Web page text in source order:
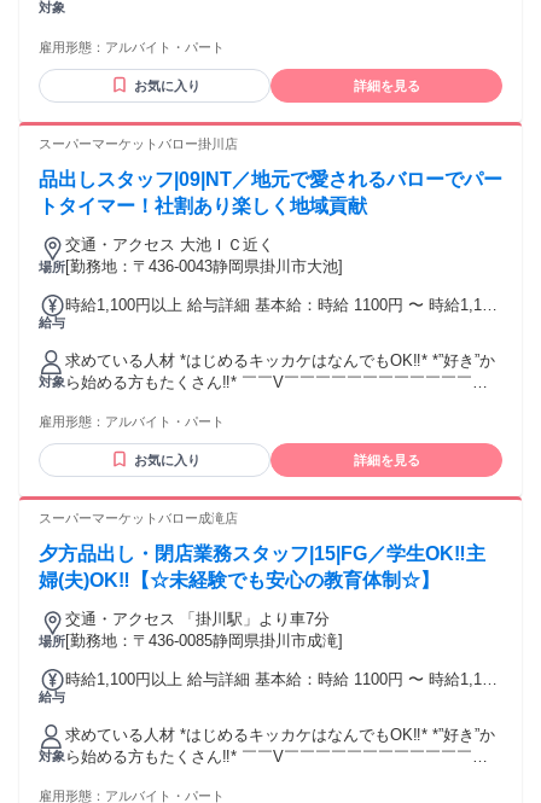
対象
雇用形態： アルバイト・パート
お気に入り 詳細を見る
スーパーマーケットバロー掛川店
品出しスタッフ|09|NT／地元で愛されるバローでパー
トタイマー！社割あり楽しく地域貢献
場所
交通・アクセス 大池ＩＣ近く
[勤務地：〒436-0043静岡県掛川市大池]
給与
時給1,100円以上 給与詳細 基本給：時給 1100円 〜 時給1,100
対象
求めている人材 *はじめるキッカケはなんでもOK‼* *”好き”か
ら始める方もたくさん‼* ￣￣V￣￣￣￣￣￣￣￣￣￣￣￣￣
用実施 ◎ブランクOK／経験年数不問 ◎子育て中の主婦
（夫）活躍中 好きなことを仕事にすることで 仕事のモチベー
ションも向上⇈ 気になった方は、気軽にご応募ください‼
雇用形態： アルバイト・パート
お気に入り 詳細を見る
スーパーマーケットバロー成滝店
夕方品出し・閉店業務スタッフ|15|FG／学生OK‼主
婦(夫)OK‼【☆未経験でも安心の教育体制☆】
場所
交通・アクセス 「掛川駅」より車7分
[勤務地：〒436-0085静岡県掛川市成滝]
給与
時給1,100円以上 給与詳細 基本給：時給 1100円 〜 時給1,100
対象
求めている人材 *はじめるキッカケはなんでもOK‼* *”好き”か
ら始める方もたくさん‼* ￣￣V￣￣￣￣￣￣￣￣￣￣￣￣￣
雇用形態： アルバイト・パート